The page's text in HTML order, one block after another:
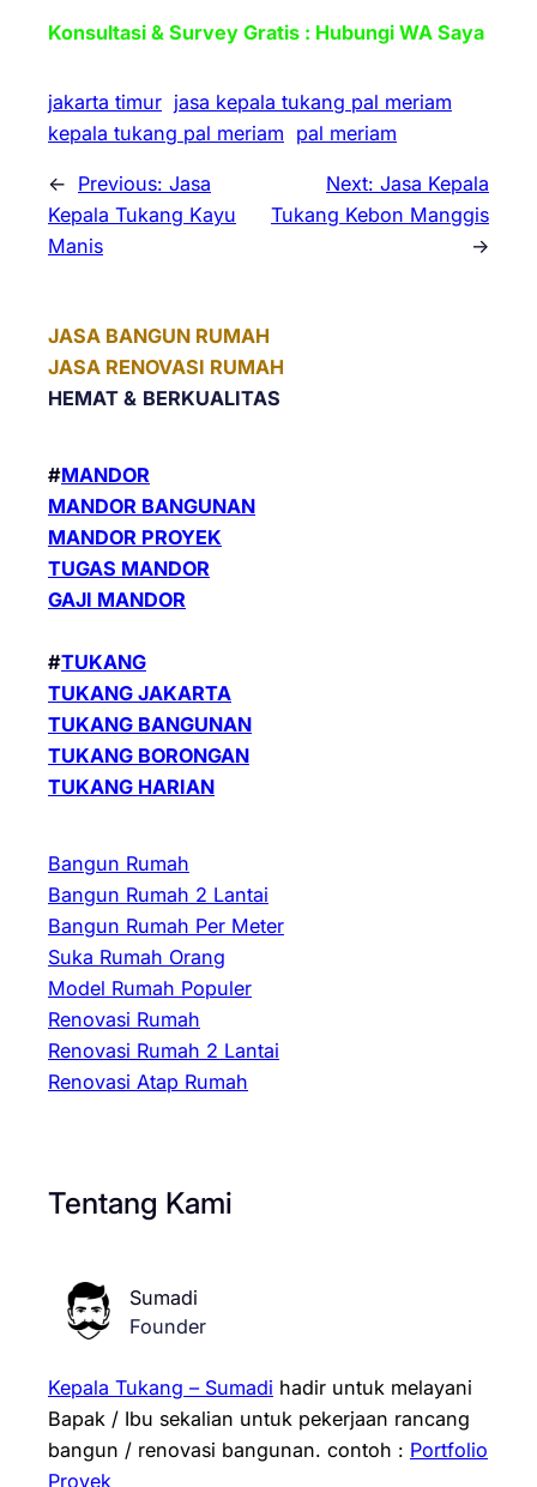
Konsultasi & Survey Gratis : Hubungi WA Saya
jakarta timur jasa kepala tukang pal meriam
kepala tukang pal meriam pal meriam
← Previous: Jasa
Kepala Tukang Kayu
Manis
Next: Jasa Kepala
Tukang Kebon Manggis
→
JASA BANGUN RUMAH
JASA RENOVASI RUMAH
HEMAT & BERKUALITAS
#MANDOR
MANDOR BANGUNAN
MANDOR PROYEK
TUGAS MANDOR
GAJI MANDOR
#TUKANG
TUKANG JAKARTA
TUKANG BANGUNAN
TUKANG BORONGAN
TUKANG HARIAN
Bangun Rumah
Bangun Rumah 2 Lantai
Bangun Rumah Per Meter
Suka Rumah Orang
Model Rumah Populer
Renovasi Rumah
Renovasi Rumah 2 Lantai
Renovasi Atap Rumah
Tentang Kami
Sumadi
Founder
Kepala Tukang – Sumadi hadir untuk melayani
Bapak / Ibu sekalian untuk pekerjaan rancang
bangun / renovasi bangunan. contoh : Portfolio
Proyek